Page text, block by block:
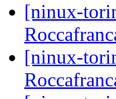
[ninux-
[ninux-